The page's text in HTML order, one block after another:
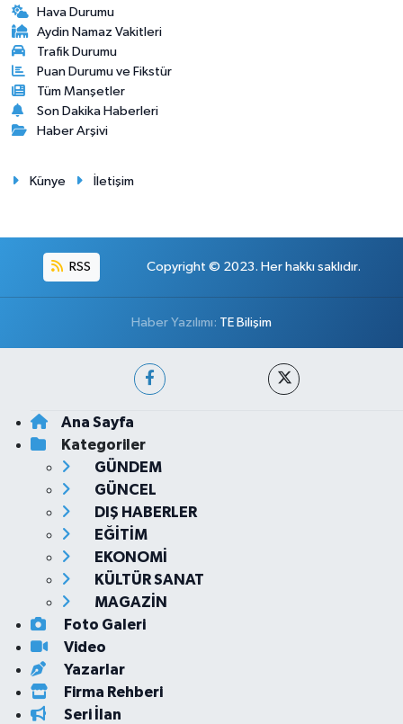
Hava Durumu
Aydin Namaz Vakitleri
Trafik Durumu
Puan Durumu ve Fikstür
Tüm Manşetler
Son Dakika Haberleri
Haber Arşivi
Künye İletişim
RSS Copyright © 2023. Her hakkı saklıdır.
Haber Yazılımı: TE Bilişim
Ana Sayfa
Kategoriler
GÜNDEM
GÜNCEL
DIŞ HABERLER
EĞİTİM
EKONOMİ
KÜLTÜR SANAT
MAGAZİN
Foto Galeri
Video
Yazarlar
Firma Rehberi
Seri İlan